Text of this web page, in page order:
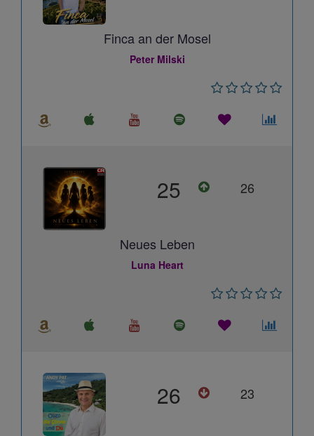
Finca an der Mosel
Peter Milski
25 26
Neues Leben
Luna Heart
26 23